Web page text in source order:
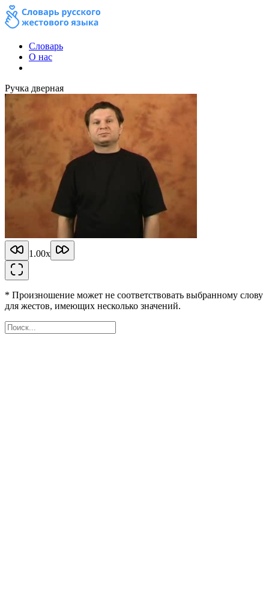
Словарь
О нас
Ручка дверная
1.00x
* Произношение может не соответствовать выбранному слову
для жестов, имеющих несколько значений.